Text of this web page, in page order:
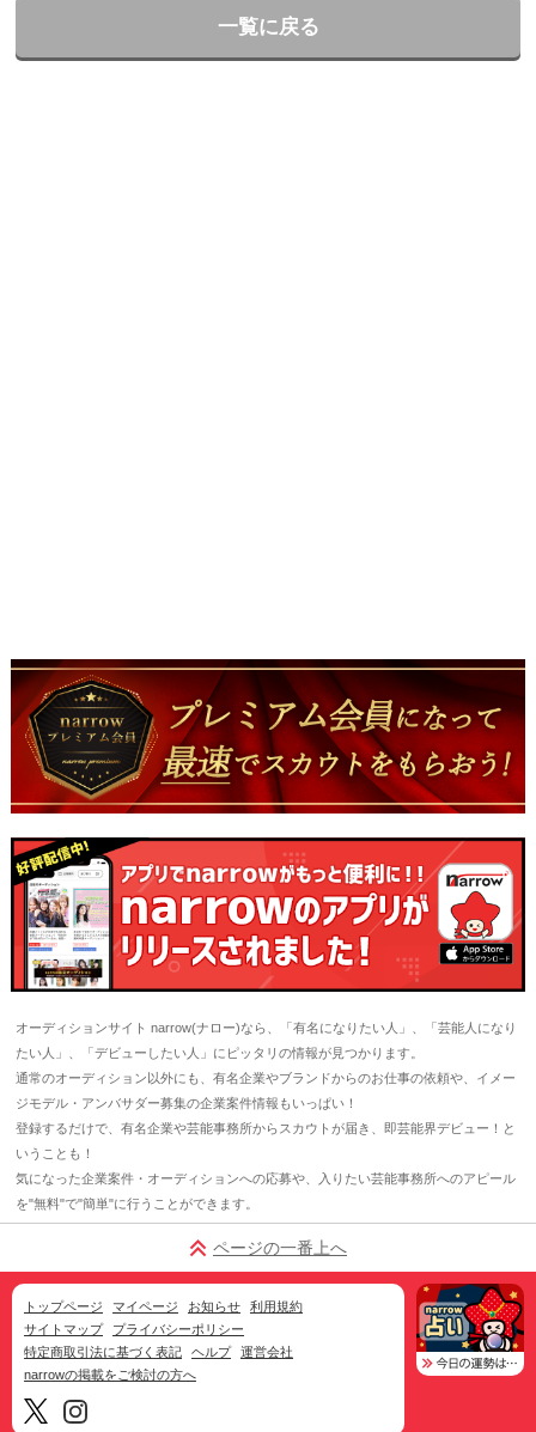
一覧に戻る
オーディションサイト narrow(ナロー)なら、「有名になりたい人」、「芸能人になり
たい人」、「デビューしたい人」にピッタリの情報が見つかります。
通常のオーディション以外にも、有名企業やブランドからのお仕事の依頼や、イメー
ジモデル・アンバサダー募集の企業案件情報もいっぱい！
登録するだけで、有名企業や芸能事務所からスカウトが届き、即芸能界デビュー！と
いうことも！
気になった企業案件・オーディションへの応募や、入りたい芸能事務所へのアピール
を"無料"で"簡単"に行うことができます。
ページの一番上へ
トップページ マイページ お知らせ
利用規約
サイトマップ
プライバシーポリシー
特定商取引法に基づく表記
ヘルプ
運営会社
narrowの掲載をご検討の方へ